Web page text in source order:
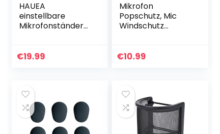
HAUEA
einstellbare
Mikrofonständer
Mikrofonarm mit
€19.99
Mikrofon
Popschutz, Mic
Windschutz
e Pop Filter,
€10.99